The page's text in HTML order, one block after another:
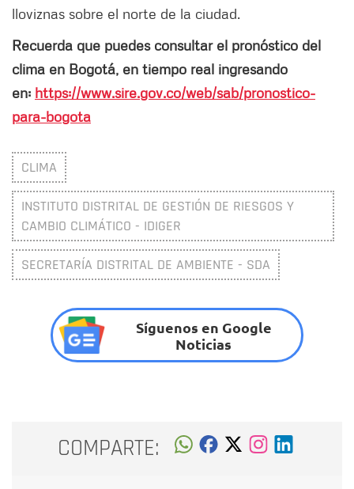
lloviznas sobre el norte de la ciudad.
Recuerda que puedes consultar el pronóstico del
clima en Bogotá, en tiempo real ingresando
en: https://www.sire.gov.co/web/sab/pronostico-
para-bogota
CLIMA
INSTITUTO DISTRITAL DE GESTIÓN DE RIESGOS Y
CAMBIO CLIMÁTICO - IDIGER
SECRETARÍA DISTRITAL DE AMBIENTE - SDA
Síguenos en Google
Noticias
COMPARTE: